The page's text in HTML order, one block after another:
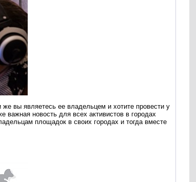
вы являетесь ее владельцем и хотите провести у
важная новость для всех активистов в городах
площадок в своих городах и тогда вместе